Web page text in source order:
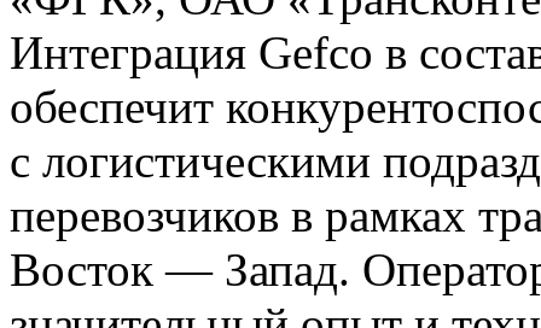
Интеграция Gefco в
обеспечит
с логистическими
перевозчиков в рамках
Восток — Запад.